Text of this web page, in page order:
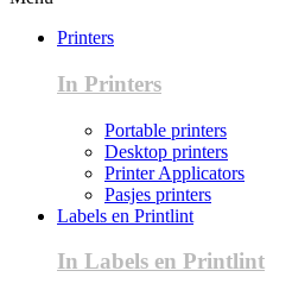
Printers
In Printers
Portable printers
Desktop printers
Printer Applicators
Pasjes printers
Labels en Printlint
In Labels en Printlint